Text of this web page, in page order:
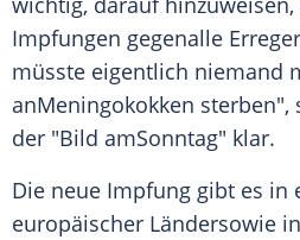
Impfungen gegenalle
müsste eigentlich niemand
anMeningokokken sterben",
der "Bild amSonntag" klar.
Die neue Impfung gibt es in
europäischer Ländersowie in